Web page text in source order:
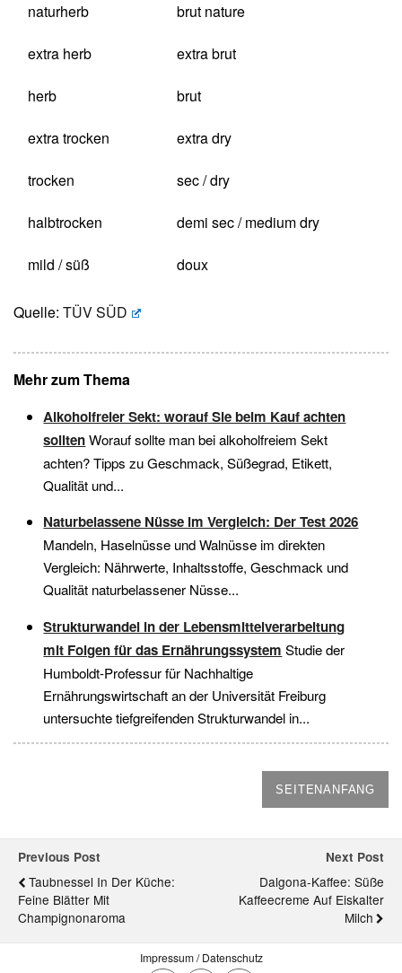
naturherb brut nature
extra herb extra brut
herb brut
extra trocken extra dry
trocken sec / dry
halbtrocken demi sec / medium dry
mild / süß doux
Quelle: TÜV SÜD
Mehr zum Thema
Alkoholfreier Sekt: worauf Sie beim Kauf achten
solltenWorauf sollte man bei alkoholfreiem Sekt
achten? Tipps zu Geschmack, Süßegrad, Etikett,
Qualität und...
Naturbelassene Nüsse im Vergleich: Der Test 2026
Mandeln, Haselnüsse und Walnüsse im direkten
Vergleich: Nährwerte, Inhaltsstoffe, Geschmack und
Qualität naturbelassener Nüsse...
Strukturwandel in der Lebensmittelverarbeitung
mit Folgen für das Ernährungssystem Studie der
Humboldt-Professur für Nachhaltige
Ernährungswirtschaft an der Universität Freiburg
untersuchte tiefgreifenden Strukturwandel in...
SEITENANFANG
Previous Post
Taubnessel In Der Küche:
Feine Blätter Mit
Champignonaroma
Next Post
Dalgona-Kaffee: Süße
Kaffeecreme Auf Eiskalter
Milch
Impressum / Datenschutz